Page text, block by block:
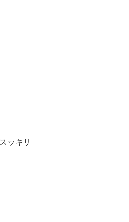
スッキリ